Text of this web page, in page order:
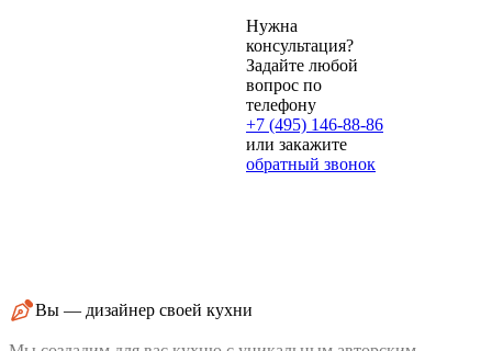
Нужна
консультация?
Задайте любой
вопрос по
телефону
+7 (495) 146-88-86
или закажите
обратный звонок
Вы — дизайнер своей кухни